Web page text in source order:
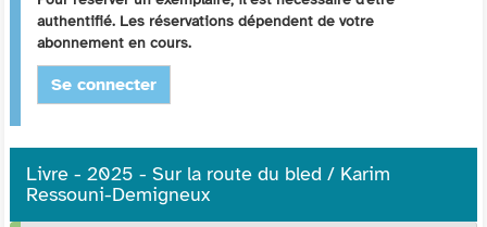
authentifié. Les réservations dépendent de votre
abonnement en cours.
Se connecter
Livre - 2025 - Sur la route du bled / Karim
Ressouni-Demigneux